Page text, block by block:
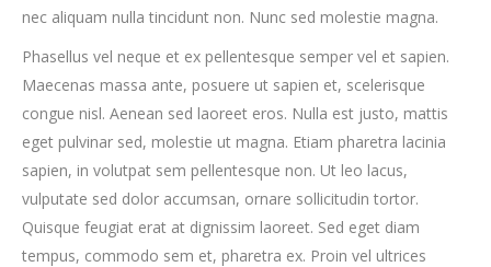
nec aliquam nulla tincidunt non. Nunc sed molestie magna.
Phasellus vel neque et ex pellentesque semper vel et sapien.
Maecenas massa ante, posuere ut sapien et, scelerisque
congue nisl. Aenean sed laoreet eros. Nulla est justo, mattis
eget pulvinar sed, molestie ut magna. Etiam pharetra lacinia
sapien, in volutpat sem pellentesque non. Ut leo lacus,
vulputate sed dolor accumsan, ornare sollicitudin tortor.
Quisque feugiat erat at dignissim laoreet. Sed eget diam
tempus, commodo sem et, pharetra ex. Proin vel ultrices